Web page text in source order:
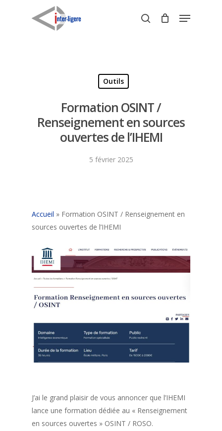
search
Menu
Outils
Formation OSINT /
Renseignement en sources
ouvertes de l’IHEMI
5 février 2025
Accueil » Formation OSINT / Renseignement en
sources ouvertes de l’IHEMI
J’ai le grand plaisir de vous annoncer que l’IHEMI
lance une formation dédiée au « Renseignement
en sources ouvertes » OSINT / ROSO.